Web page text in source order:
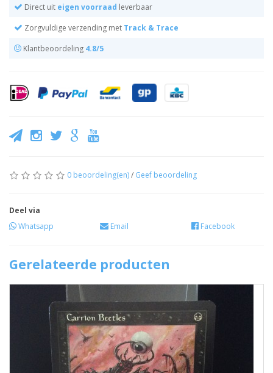
Direct uit eigen voorraad leverbaar
Zorgvuldige verzending met Track & Trace
Klantbeoordeling 4.8/5
0 beoordeling(en)/ Geef beoordeling
Deel via
Whatsapp
Email Facebook
Gerelateerde producten